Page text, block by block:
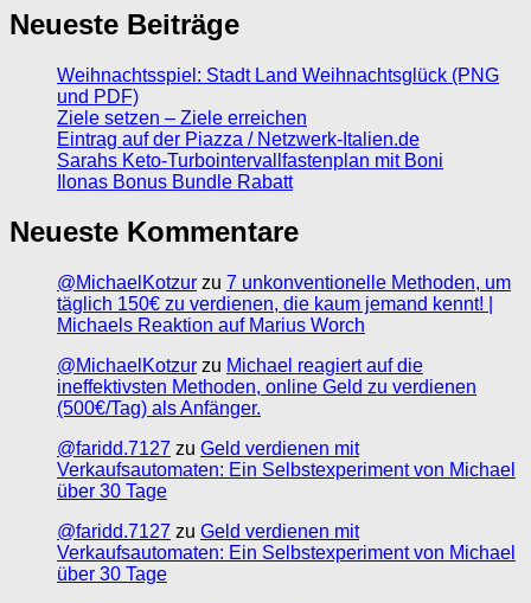
Neueste Beiträge
Weihnachtsspiel: Stadt Land Weihnachtsglück (PNG
und PDF)
Ziele setzen – Ziele erreichen
Eintrag auf der Piazza / Netzwerk-Italien.de
Sarahs Keto-Turbointervallfastenplan mit Boni
Ilonas Bonus Bundle Rabatt
Neueste Kommentare
@MichaelKotzur zu 7 unkonventionelle Methoden, um
täglich 150€ zu verdienen, die kaum jemand kennt! |
Michaels Reaktion auf Marius Worch
@MichaelKotzur zu Michael reagiert auf die
ineffektivsten Methoden, online Geld zu verdienen
(500€/Tag) als Anfänger.
@faridd.7127 zu Geld verdienen mit
Verkaufsautomaten: Ein Selbstexperiment von Michael
über 30 Tage
@faridd.7127 zu Geld verdienen mit
Verkaufsautomaten: Ein Selbstexperiment von Michael
über 30 Tage